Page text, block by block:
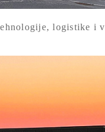
logistike i